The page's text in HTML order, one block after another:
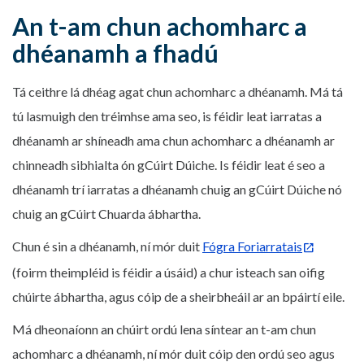
An t-am chun achomharc a
dhéanamh a fhadú
Tá ceithre lá dhéag agat chun achomharc a dhéanamh. Má tá
tú lasmuigh den tréimhse ama seo, is féidir leat iarratas a
dhéanamh ar shíneadh ama chun achomharc a dhéanamh ar
chinneadh sibhialta ón gCúirt Dúiche. Is féidir leat é seo a
dhéanamh trí iarratas a dhéanamh chuig an gCúirt Dúiche nó
chuig an gCúirt Chuarda ábhartha.
Chun é sin a dhéanamh, ní mór duit Fógra Foriarratais
(foirm theimpléid is féidir a úsáid) a chur isteach san oifig
chúirte ábhartha, agus cóip de a sheirbheáil ar an bpáirtí eile.
Má dheonaíonn an chúirt ordú lena síntear an t-am chun
achomharc a dhéanamh, ní mór duit cóip den ordú seo agus